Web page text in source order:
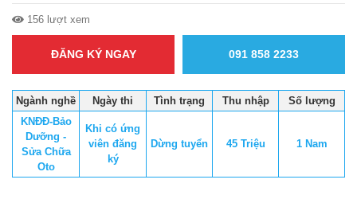
156 lượt xem
ĐĂNG KÝ NGAY 091 858 2233
Ngành nghề Ngày thi Tình trạng Thu nhập
Số lượng
KNĐĐ-Bảo
Dưỡng -
Sửa Chữa
Oto
Khi có ứng
viên đăng
ký
Dừng tuyển 45 Triệu 1 Nam